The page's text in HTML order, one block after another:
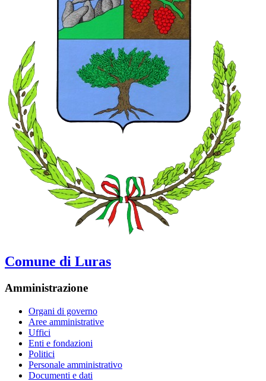
Comune di Luras
Amministrazione
Organi di governo
Aree amministrative
Uffici
Enti e fondazioni
Politici
Personale amministrativo
Documenti e dati